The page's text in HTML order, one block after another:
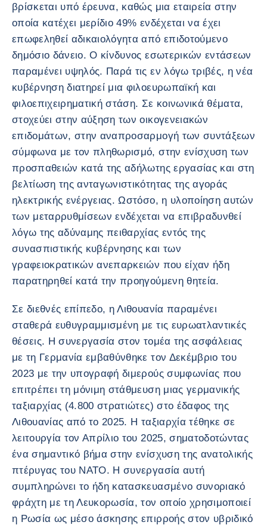
βρίσκεται υπό έρευνα, καθώς μια εταιρεία στην
οποία κατέχει μερίδιο 49% ενδέχεται να έχει
επωφεληθεί αδικαιολόγητα από επιδοτούμενο
δημόσιο δάνειο. Ο κίνδυνος εσωτερικών εντάσεων
παραμένει υψηλός. Παρά τις εν λόγω τριβές, η νέα
κυβέρνηση διατηρεί μια φιλοευρωπαϊκή και
φιλοεπιχειρηματική στάση. Σε κοινωνικά θέματα,
στοχεύει στην αύξηση των οικογενειακών
επιδομάτων, στην αναπροσαρμογή των συντάξεων
σύμφωνα με τον πληθωρισμό, στην ενίσχυση των
προσπαθειών κατά της αδήλωτης εργασίας και στη
βελτίωση της ανταγωνιστικότητας της αγοράς
ηλεκτρικής ενέργειας. Ωστόσο, η υλοποίηση αυτών
των μεταρρυθμίσεων ενδέχεται να επιβραδυνθεί
λόγω της αδύναμης πειθαρχίας εντός της
συνασπιστικής κυβέρνησης και των
γραφειοκρατικών ανεπαρκειών που είχαν ήδη
παρατηρηθεί κατά την προηγούμενη θητεία.
Σε διεθνές επίπεδο, η Λιθουανία παραμένει
σταθερά ευθυγραμμισμένη με τις ευρωατλαντικές
θέσεις. Η συνεργασία στον τομέα της ασφάλειας
με τη Γερμανία εμβαθύνθηκε τον Δεκέμβριο του
2023 με την υπογραφή διμερούς συμφωνίας που
επιτρέπει τη μόνιμη στάθμευση μιας γερμανικής
ταξιαρχίας (4.800 στρατιώτες) στο έδαφος της
Λιθουανίας από το 2025. Η ταξιαρχία τέθηκε σε
λειτουργία τον Απρίλιο του 2025, σηματοδοτώντας
ένα σημαντικό βήμα στην ενίσχυση της ανατολικής
πτέρυγας του ΝΑΤΟ. Η συνεργασία αυτή
συμπληρώνει το ήδη κατασκευασμένο συνοριακό
φράχτη με τη Λευκορωσία, τον οποίο χρησιμοποιεί
η Ρωσία ως μέσο άσκησης επιρροής στον υβριδικό